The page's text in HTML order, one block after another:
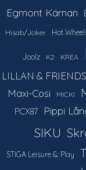
Egmont Kärnan
Hisab/Joker Hot
Joolz K2 KREA
LILLAN & FRIENDS
Maxi-Cosi
MICKI
PCX87 Pippi
SIKU
STIGA Leisure &: Play